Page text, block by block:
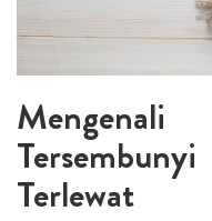
Terlewat